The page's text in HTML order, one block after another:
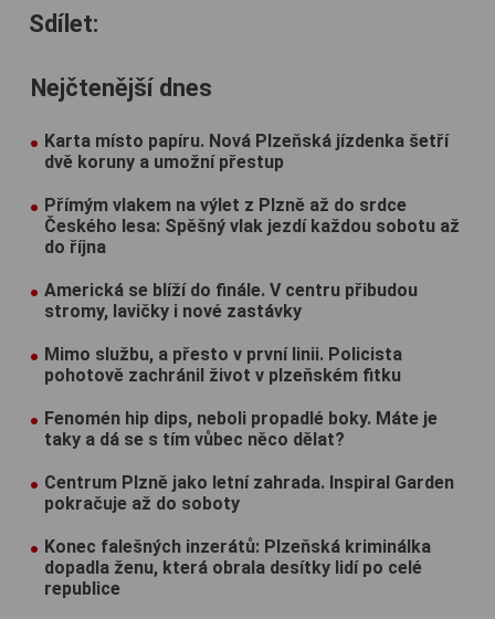
Sdílet:
Nejčtenější dnes
Karta místo papíru. Nová Plzeňská jízdenka šetří
dvě koruny a umožní přestup
Přímým vlakem na výlet z Plzně až do srdce
Českého lesa: Spěšný vlak jezdí každou sobotu až
do října
Americká se blíží do finále. V centru přibudou
stromy, lavičky i nové zastávky
Mimo službu, a přesto v první linii. Policista
pohotově zachránil život v plzeňském fitku
Fenomén hip dips, neboli propadlé boky. Máte je
taky a dá se s tím vůbec něco dělat?
Centrum Plzně jako letní zahrada. Inspiral Garden
pokračuje až do soboty
Konec falešných inzerátů: Plzeňská kriminálka
dopadla ženu, která obrala desítky lidí po celé
republice